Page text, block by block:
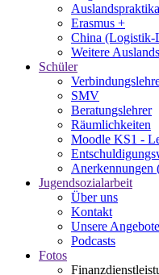
Auslandspraktika
Erasmus +
China (Logistik-
Weitere
Schüler
SMV
Beratungslehrer
Räumlichkeiten
Moodle KS1 -
Anerkennungen
Jugendsozialarbeit
Über uns
Kontakt
Unsere Angebote
Podcasts
Fotos